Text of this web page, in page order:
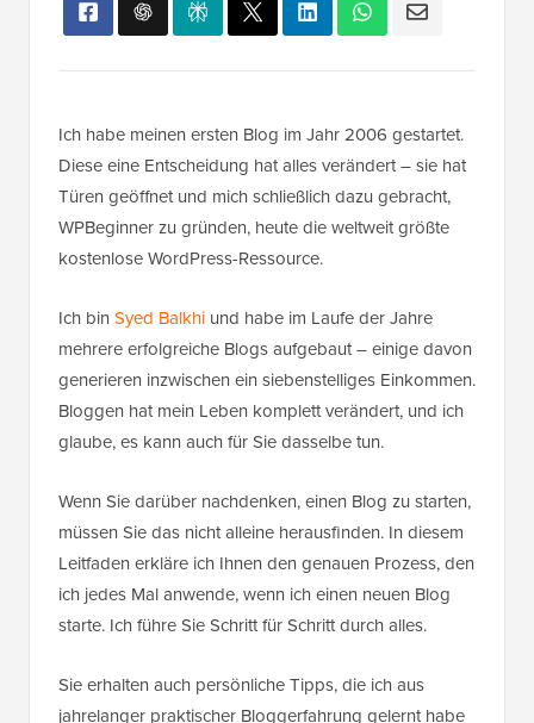
Ich habe meinen ersten Blog im Jahr 2006 gestartet.
Diese eine Entscheidung hat alles verändert – sie hat
Türen geöffnet und mich schließlich dazu gebracht,
WPBeginner zu gründen, heute die weltweit größte
kostenlose WordPress-Ressource.
Ich bin Syed Balkhi und habe im Laufe der Jahre
mehrere erfolgreiche Blogs aufgebaut – einige davon
generieren inzwischen ein siebenstelliges Einkommen.
Bloggen hat mein Leben komplett verändert, und ich
glaube, es kann auch für Sie dasselbe tun.
Wenn Sie darüber nachdenken, einen Blog zu starten,
müssen Sie das nicht alleine herausfinden. In diesem
Leitfaden erkläre ich Ihnen den genauen Prozess, den
ich jedes Mal anwende, wenn ich einen neuen Blog
starte. Ich führe Sie Schritt für Schritt durch alles.
Sie erhalten auch persönliche Tipps, die ich aus
jahrelanger praktischer Bloggerfahrung gelernt habe